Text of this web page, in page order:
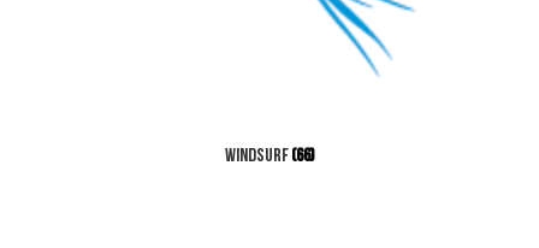
Windsurf (66)